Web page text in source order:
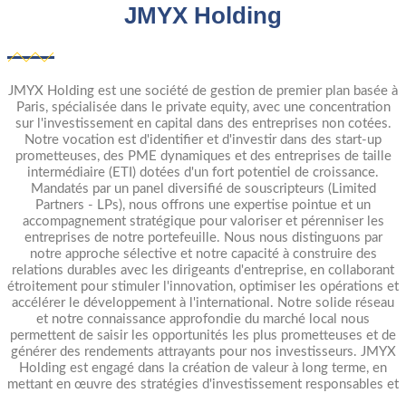
JMYX Holding
JMYX Holding est une société de gestion de premier plan basée à
Paris, spécialisée dans le private equity, avec une concentration
sur l'investissement en capital dans des entreprises non cotées.
Notre vocation est d'identifier et d'investir dans des start-up
prometteuses, des PME dynamiques et des entreprises de taille
intermédiaire (ETI) dotées d'un fort potentiel de croissance.
Mandatés par un panel diversifié de souscripteurs (Limited
Partners - LPs), nous offrons une expertise pointue et un
accompagnement stratégique pour valoriser et pérenniser les
entreprises de notre portefeuille. Nous nous distinguons par
notre approche sélective et notre capacité à construire des
relations durables avec les dirigeants d'entreprise, en collaborant
étroitement pour stimuler l'innovation, optimiser les opérations et
accélérer le développement à l'international. Notre solide réseau
et notre connaissance approfondie du marché local nous
permettent de saisir les opportunités les plus prometteuses et de
générer des rendements attrayants pour nos investisseurs. JMYX
Holding est engagé dans la création de valeur à long terme, en
mettant en œuvre des stratégies d'investissement responsables et